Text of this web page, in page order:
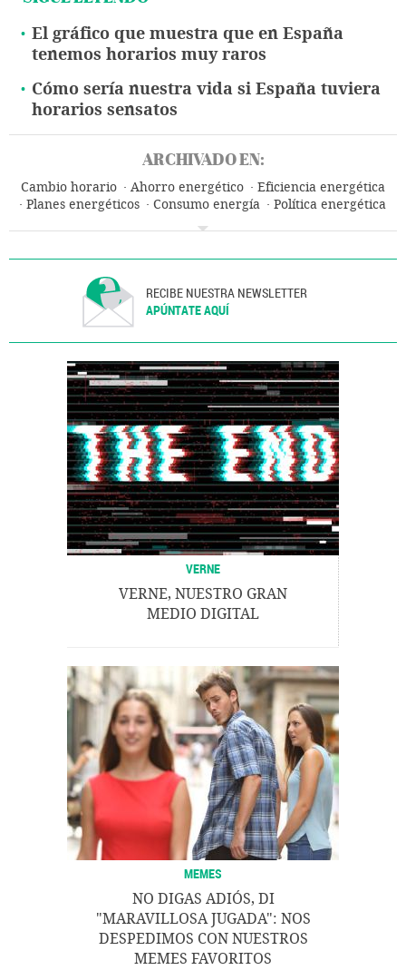
El gráfico que muestra que en España
tenemos horarios muy raros
Cómo sería nuestra vida si España tuviera
horarios sensatos
ARCHIVADO EN:
Cambio horario Ahorro energético
Eficiencia energética
Planes energéticos
Consumo energía
Política energética
RECIBE NUESTRA NEWSLETTER
APÚNTATE AQUÍ
VERNE
VERNE, NUESTRO GRAN
MEDIO DIGITAL
MEMES
NO DIGAS ADIÓS, DI
"MARAVILLOSA JUGADA": NOS
DESPEDIMOS CON NUESTROS
MEMES FAVORITOS